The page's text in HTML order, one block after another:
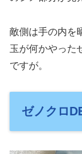
敵側は手の内を
玉が何かやった
ですが。
ゼノクロ